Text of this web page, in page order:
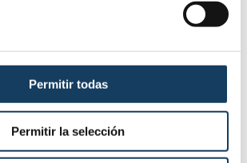
Permitir todas
Permitir la selección
mi hijo no quiere seguir
la universidad
en la vida de todo estudiante. No
es una etapa más y, entre todos,
la solución.
abandonan sus estudios